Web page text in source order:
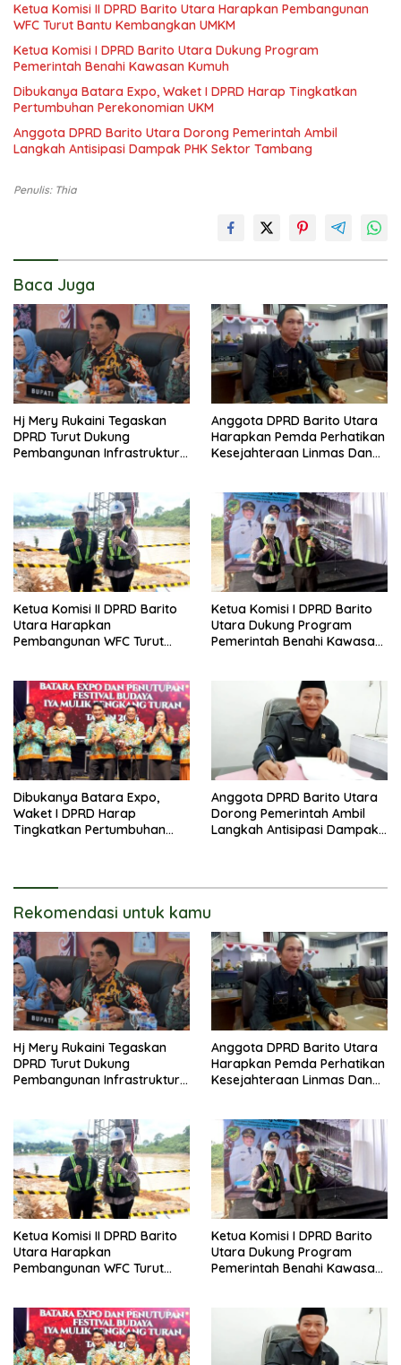
Ketua Komisi II DPRD Barito Utara Harapkan Pembangunan
WFC Turut Bantu Kembangkan UMKM
Ketua Komisi I DPRD Barito Utara Dukung Program
Pemerintah Benahi Kawasan Kumuh
Dibukanya Batara Expo, Waket I DPRD Harap Tingkatkan
Pertumbuhan Perekonomian UKM
Anggota DPRD Barito Utara Dorong Pemerintah Ambil
Langkah Antisipasi Dampak PHK Sektor Tambang
Penulis: Thia
Baca Juga
Hj Mery Rukaini Tegaskan
DPRD Turut Dukung
Pembangunan Infrastruktur
Anggota DPRD Barito Utara
Harapkan Pemda Perhatikan
Kesejahteraan Linmas Dan
Ketua Komisi II DPRD Barito
Utara Harapkan
Pembangunan WFC Turut
Ketua Komisi I DPRD Barito
Utara Dukung Program
Pemerintah Benahi Kawasan
Dibukanya Batara Expo,
Waket I DPRD Harap
Tingkatkan Pertumbuhan
Anggota DPRD Barito Utara
Dorong Pemerintah Ambil
Langkah Antisipasi Dampak
Rekomendasi untuk kamu
Hj Mery Rukaini Tegaskan
DPRD Turut Dukung
Pembangunan Infrastruktur
Anggota DPRD Barito Utara
Harapkan Pemda Perhatikan
Kesejahteraan Linmas Dan
Ketua Komisi II DPRD Barito
Utara Harapkan
Pembangunan WFC Turut
Ketua Komisi I DPRD Barito
Utara Dukung Program
Pemerintah Benahi Kawasan